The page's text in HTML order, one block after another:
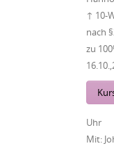
↑ 10-
nach
zu
Uhr
Mit: